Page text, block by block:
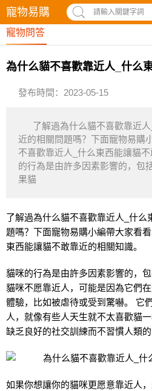
寵物易購 請輸入關鍵字詞
寵物問答
為什么貓不喜歡靠近人_什么
發布時間：2023-05-15
了解過為什么貓不喜歡靠近
近的相關問題嗎？下面寵物易購
不喜歡靠近人_什么東西能讓貓
的行為是由許多因素影響的，包
果貓
了解過為什么貓不喜歡靠近人_什么
題嗎？下面寵物易購小編帶大家看
東西能讓貓不敢靠近的相關知識。
貓咪的行為是由許多因素影響的，
貓咪不愿靠近人，可能是因為它們
體驗，比如被虐待或受到驚嚇。 它
人，就像有些人天生就不太喜歡貓
缺乏良好的社交訓練而不習慣人類的
如果你想讓你的貓咪更愿意靠近人